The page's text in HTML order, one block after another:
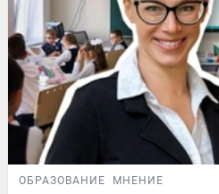
ОБРАЗОВАНИЕ МНЕНИЕ